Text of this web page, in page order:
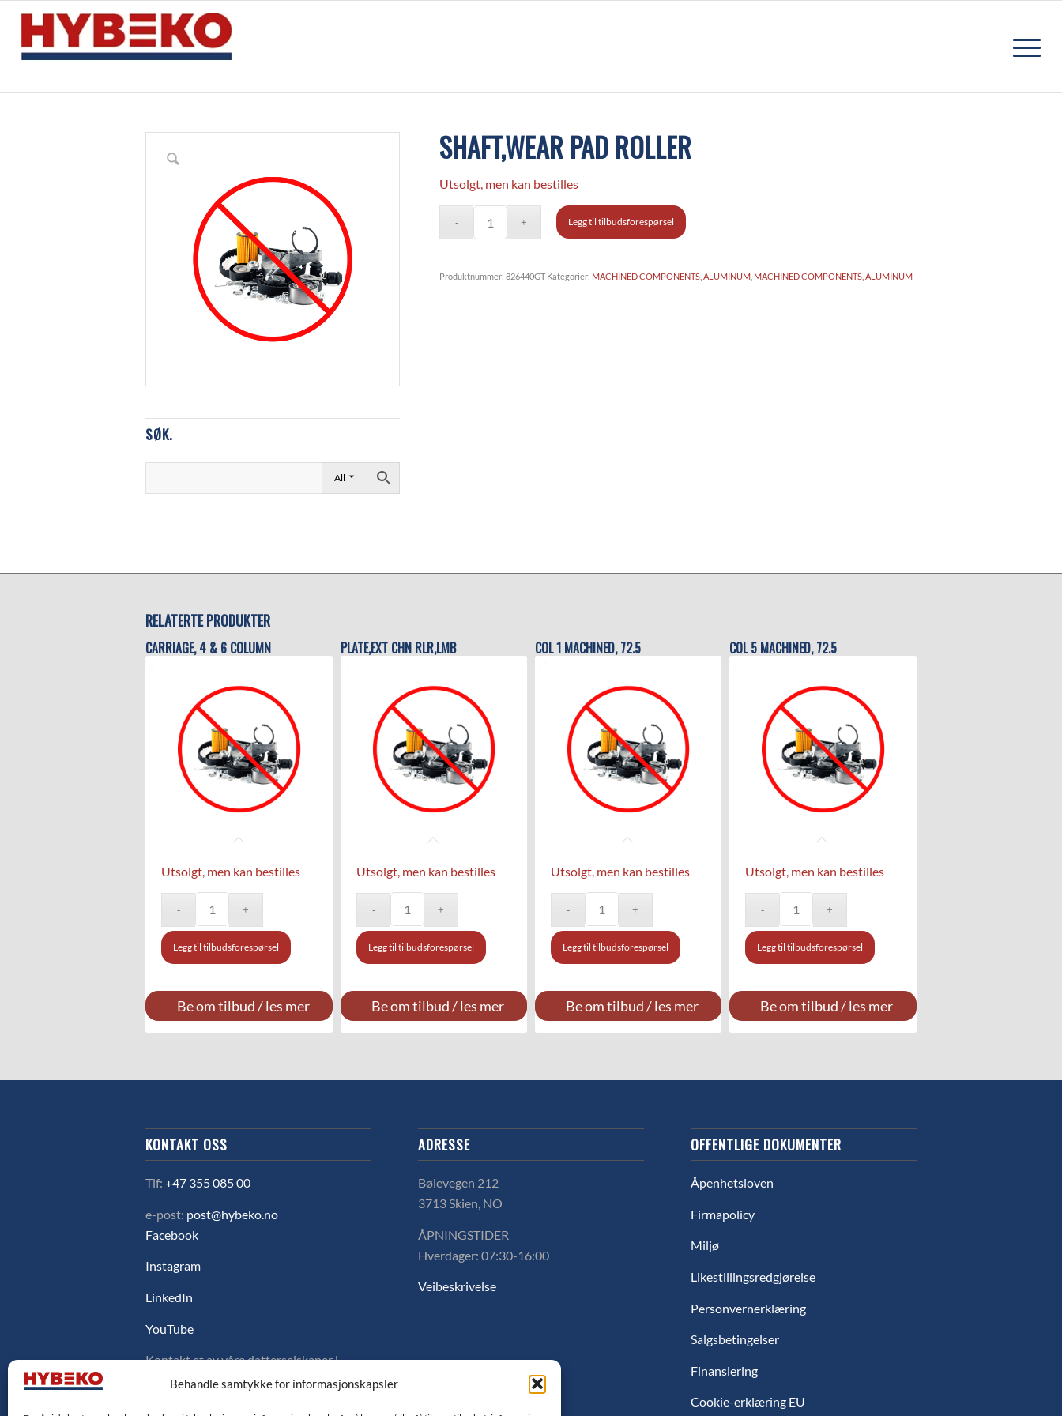
Behandle samtykke for informasjonskapsler
SØK.
All
SHAFT,WEAR PAD ROLLER
Utsolgt, men kan bestilles
Legg til tilbudsforespørsel
Produktnummer:826440GT Kategorier: MACHINED COMPONENTS, ALUMINUM MACHINED COMPONENTS, ALUMINUM
RELATERTE PRODUKTER
CARRIAGE, 4 & 6 COLUMN
Utsolgt, men kan bestilles
Legg til tilbudsforespørsel
Be om tilbud / les mer
PLATE,EXT CHN RLR,LMB
Utsolgt, men kan bestilles
Legg til tilbudsforespørsel
Be om tilbud / les mer
COL 1 MACHINED, 72.5
Utsolgt, men kan bestilles
Legg til tilbudsforespørsel
Be om tilbud / les mer
COL 5 MACHINED, 72.5
Utsolgt, men kan bestilles
Legg til tilbudsforespørsel
Be om tilbud / les mer
KONTAKT OSS
Tlf:+47 355 085 00
e-post: post@hybeko.no
Facebook
Instagram
LinkedIn
YouTube
Kontakt et av våre datterselskaper i
Sverige, Danmark eller Finland ved å
ADRESSE
Bølevegen 212
3713 Skien, NO
ÅPNINGSTIDER
Hverdager: 07:30-16:00
Veibeskrivelse
OFFENTLIGE DOKUMENTER
Åpenhetsloven
Firmapolicy
Miljø
Likestillingsredgjørelse
Personvernerklæring
Salgsbetingelser
Finansiering
Cookie-erklæring EU